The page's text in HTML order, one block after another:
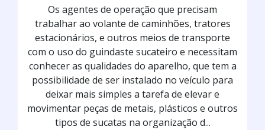
Os agentes de operação que precisam
trabalhar ao volante de caminhões, tratores
estacionários, e outros meios de transporte
com o uso do guindaste sucateiro e necessitam
conhecer as qualidades do aparelho, que tem a
possibilidade de ser instalado no veículo para
deixar mais simples a tarefa de elevar e
movimentar peças de metais, plásticos e outros
tipos de sucatas na organização d...